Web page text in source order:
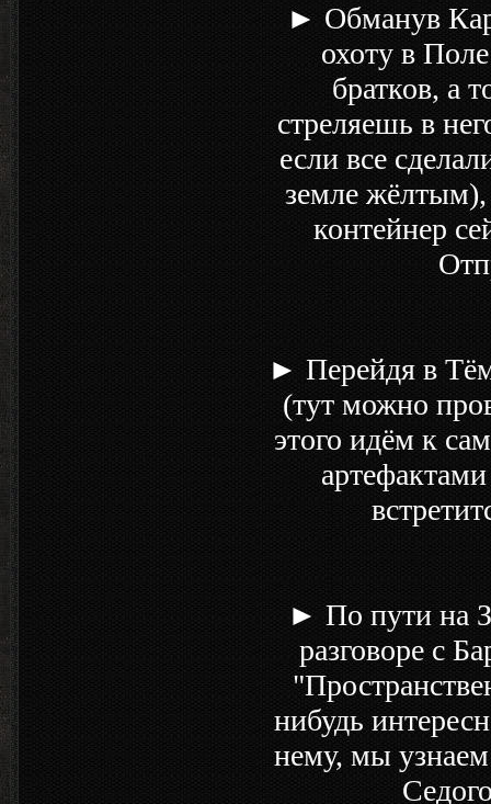
► Обманув
охоту в
братков, а
стреляешь в
если все
земле жёлтым),
контейнер
► Перейдя в
(тут можно
этого идём к
► По пути на
разговоре с
нибудь
нему, мы